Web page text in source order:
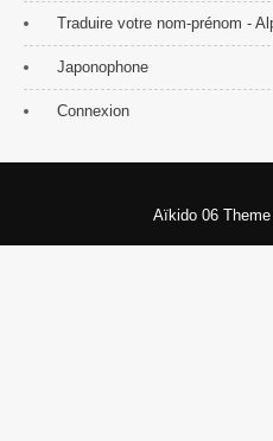
Traduire votre nom-prénom -
Japonophone
Connexion
Aïkido 06